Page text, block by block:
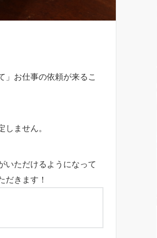
」お仕事の依頼が来るこ
ません。
いただけるようになって
だきます！